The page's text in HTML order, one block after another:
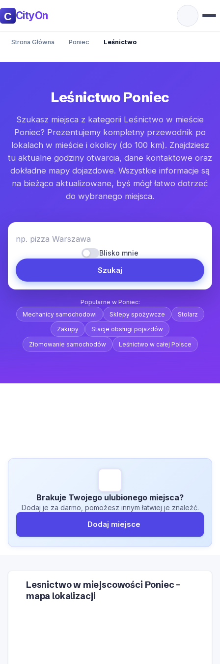
CityOn
Strona Główna Poniec Leśnictwo
Leśnictwo Poniec
Szukasz miejsca z kategorii Leśnictwo w mieście
Poniec? Prezentujemy kompletny przewodnik po
lokalach w mieście i okolicy (do 100 km). Znajdziesz
tu aktualne godziny otwarcia, dane kontaktowe oraz
dokładne mapy dojazdowe. Wszystkie informacje są
na bieżąco aktualizowane, byś mógł łatwo dotrzeć
do wybranego miejsca.
np. pizza Warszawa
Blisko mnie
Szukaj
Popularne w Poniec:
Mechanicy samochodowi
Sklepy spożywcze Stolarz
Zakupy Stacje obsługi pojazdów
Złomowanie samochodów Leśnictwo w całej Polsce
Brakuje Twojego ulubionego miejsca?
Dodaj je za darmo, pomożesz innym łatwiej je znaleźć.
Dodaj miejsce
Lesnictwo w miejscowości Poniec –
mapa lokalizacji